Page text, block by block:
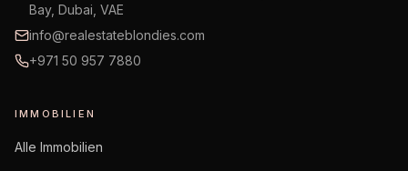
Bay, Dubai, VAE
info@realestateblondies.com
+971 50 957 7880
IMMOBILIEN
Alle Immobilien